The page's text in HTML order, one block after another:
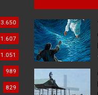
3.650
1.607
1.051
989
829